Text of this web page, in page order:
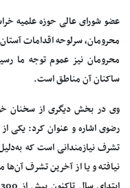
عضو شورای عالی حوزه علمیه
محرومان، سرلوحه اقدامات
محرومان نیز عموم توجه ما
ساکنان آن مناطق است.
وی در بخش دیگری از سخنان
رضوی اشاره و عنوان کرد: یکی
تشرف نیازمندانی است که
نیافته و یا از آخرین تشرف